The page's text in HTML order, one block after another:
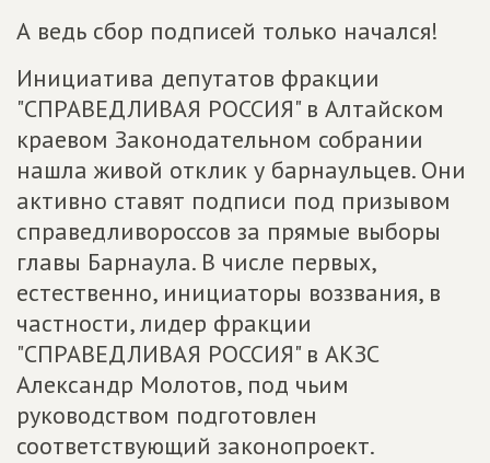
А ведь сбор подписей только начался!
Инициатива депутатов фракции
"СПРАВЕДЛИВАЯ РОССИЯ" в Алтайском
краевом Законодательном собрании
нашла живой отклик у барнаульцев. Они
активно ставят подписи под призывом
справедливороссов за прямые выборы
главы Барнаула. В числе первых,
естественно, инициаторы воззвания, в
частности, лидер фракции
"СПРАВЕДЛИВАЯ РОССИЯ" в АКЗС
Александр Молотов, под чьим
руководством подготовлен
соответствующий законопроект.